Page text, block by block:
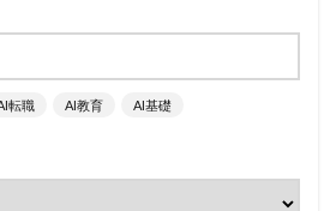
転職 AI教育 AI基礎